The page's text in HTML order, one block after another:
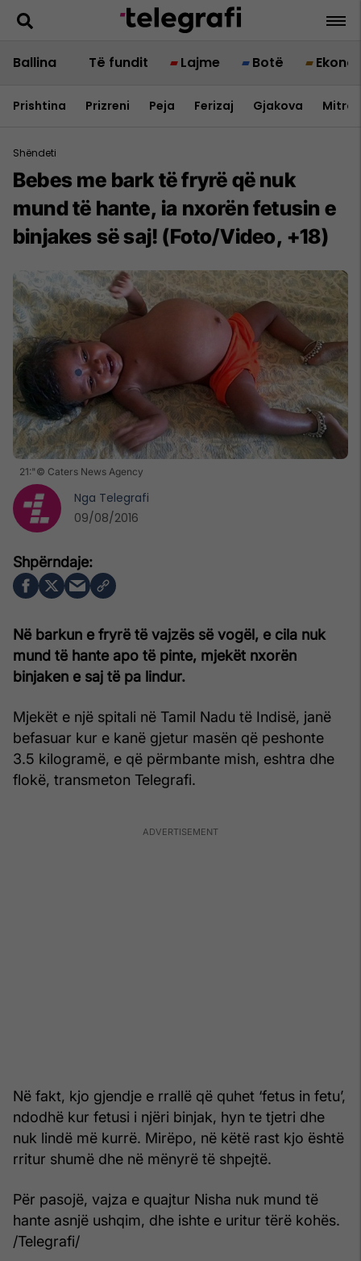
Ballina Të fundit Lajme Botë
Prishtina Prizreni Peja Ferizaj Gjakova
Shëndeti
Bebes me bark të fryrë që nuk
mund të hante, ia nxorën fetusin e
binjakes së saj! (Foto/Video, +18)
21:"© Caters News Agency
Në barkun e fryrë të vajzës së vogël, e cila nuk
mund të hante apo të pinte, mjekët nxorën
binjaken e saj të pa lindur.
Mjekët e një spitali në Tamil Nadu të Indisë, janë
befasuar kur e kanë gjetur masën që peshonte
3.5 kilogramë, e që përmbante mish, eshtra dhe
flokë, transmeton Telegrafi.
Në fakt, kjo gjendje e rrallë që quhet ‘fetus in fetu’,
ndodhë kur fetusi i njëri binjak, hyn te tjetri dhe
nuk lindë më kurrë. Mirëpo, në këtë rast kjo është
rritur shumë dhe në mënyrë të shpejtë.
Për pasojë, vajza e quajtur Nisha nuk mund të
hante asnjë ushqim, dhe ishte e uritur tërë kohës.
/Telegrafi/
Nga Telegrafi
09/08/2016